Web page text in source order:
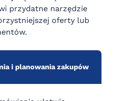
przydatne narzędzie
oferty lub
i planowania zakupów